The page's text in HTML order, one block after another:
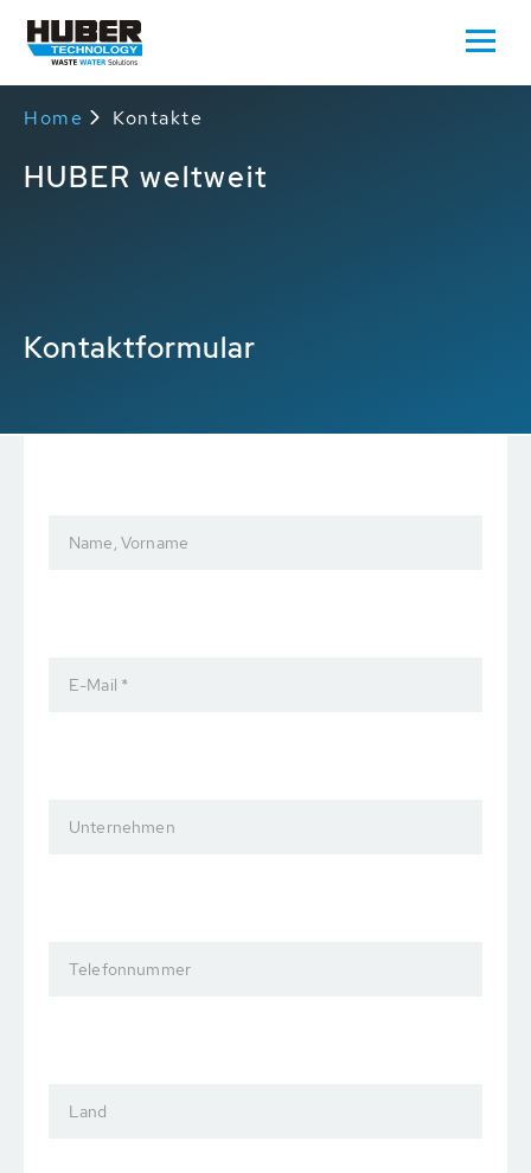
Home Kontakte
HUBER weltweit
Kontaktformular
Name, Vorname
E-Mail *
Unternehmen
Telefonnummer
Land